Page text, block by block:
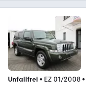
Unfallfrei • EZ 01/2008•